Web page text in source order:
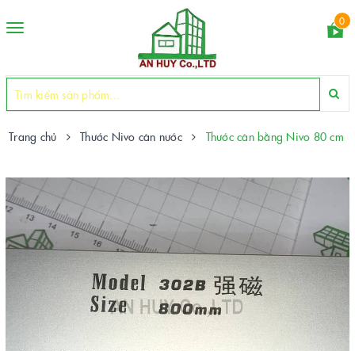
Toggle
0
Trang chủ Thước Nivo cân nước Thước cân bằng Nivo 80 cm